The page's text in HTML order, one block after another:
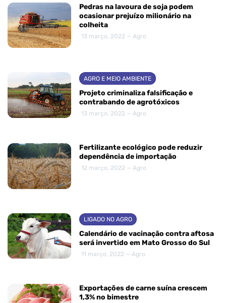
Pedras na lavoura de soja podem
ocasionar prejuízo milionário na
colheita
13 março, 2022 — Agro
AGRO E MEIO AMBIENTE
Projeto criminaliza falsificação e
contrabando de agrotóxicos
13 março, 2022 — Agro
Fertilizante ecológico pode reduzir
dependência de importação
12 março, 2022 — Agro
LIGADO NO AGRO
Calendário de vacinação contra aftosa
será invertido em Mato Grosso do Sul
11 março, 2022 — Agro
Exportações de carne suína crescem
1,3% no bimestre